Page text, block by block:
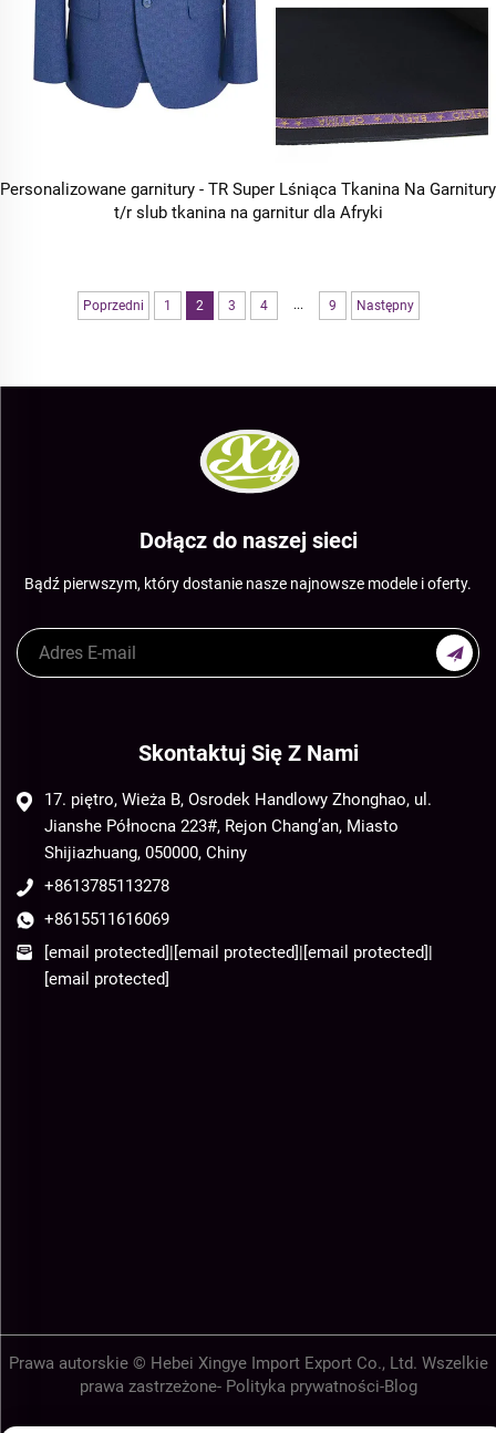
Personalizowane garnitury - TR Super Lśniąca Tkanina Na Garnitury
t/r slub tkanina na garnitur dla Afryki
Poprzedni 1 2 3 4 ... 9 Następny
Dołącz do naszej sieci
Bądź pierwszym, który dostanie nasze najnowsze modele i oferty.
Skontaktuj Się Z Nami
17. piętro, Wieża B, Osrodek Handlowy Zhonghao, ul.
Jianshe Północna 223#, Rejon Chang’an, Miasto
Shijiazhuang, 050000, Chiny
+8613785113278
+8615511616069
[email protected]|[email protected]|[email protected]|
[email protected]
Prawa autorskie © Hebei Xingye Import Export Co., Ltd. Wszelkie
prawa zastrzeżone- Polityka prywatności-Blog